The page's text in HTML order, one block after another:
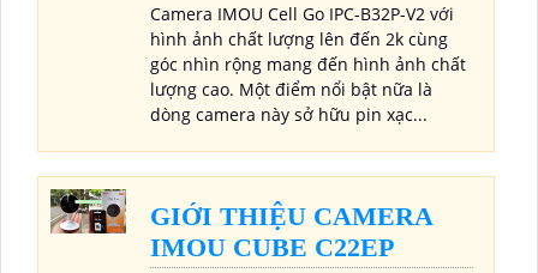
Camera IMOU Cell Go IPC-B32P-V2 với
hình ảnh chất lượng lên đến 2k cùng
góc nhìn rộng mang đến hình ảnh chất
lượng cao. Một điểm nổi bật nữa là
dòng camera này sở hữu pin xạc...
GIỚI THIỆU CAMERA
IMOU CUBE C22EP